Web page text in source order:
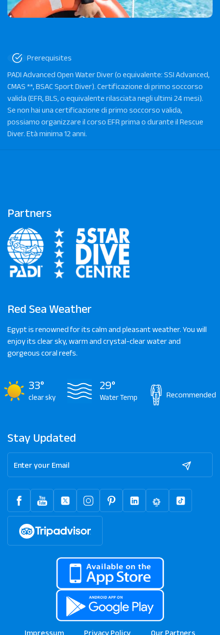
Prerequisites
PADI Advanced Open Water Diver (o equivalente: SSI Advanced,
CMAS **, BSAC Sport Diver). Certificazione di primo soccorso
valida (EFR, BLS, o equivalente rilasciata negli ultimi 24 mesi).
Se non hai una certificazione di primo soccorso valida,
possiamo organizzare il corso EFR prima o durante il Rescue
Diver. Età minima 12 anni.
Partners
Red Sea Weather
Egypt is renowned for its calm and pleasant weather. You will
enjoy its clear sky, warm and crystal-clear water and
gorgeous coral reefs.
33°
clear sky
29°
Water Temp Recommended
Stay Updated
Impressum Privacy Policy Our Partners